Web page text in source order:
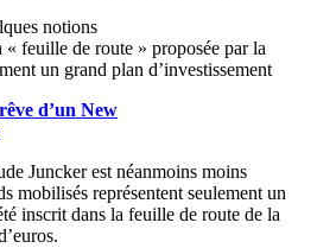
notions
« feuille de route » proposée par la
un grand plan d’investissement
d’un New
Juncker est néanmoins moins
mobilisés représentent seulement un
inscrit dans la feuille de route de la